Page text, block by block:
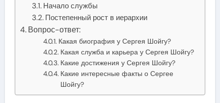
Начало службы
Постепенный рост в иерархии
Вопрос-ответ:
Какая биография у Сергея Шойгу?
Какая служба и карьера у Сергея Шойгу?
Какие достижения у Сергея Шойгу?
Какие интересные факты о Сергее
Шойгу?